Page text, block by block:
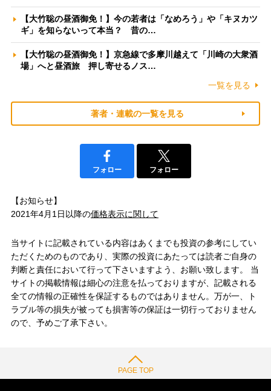
【大竹聡の昼酒御免！】今の若者は「なめろう」や「キヌカツ
ギ」を知らないって本当？ 昔の…
【大竹聡の昼酒御免！】京急線で多摩川越えて「川崎の大衆酒
場」へと昼酒旅 押し寄せるノス…
一覧を見る
著者・連載の一覧を見る
フォロー フォロー
【お知らせ】
2021年4月1日以降の価格表示に関して
当サイトに記載されている内容はあくまでも投資の参考にしてい
ただくためのものであり、実際の投資にあたっては読者ご自身の
判断と責任において行って下さいますよう、お願い致します。 当
サイトの掲載情報は細心の注意を払っておりますが、記載される
全ての情報の正確性を保証するものではありません。万が一、ト
ラブル等の損失が被っても損害等の保証は一切行っておりません
ので、予めご了承下さい。
PAGE TOP